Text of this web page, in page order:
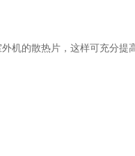
机的散热片，这样可充分提